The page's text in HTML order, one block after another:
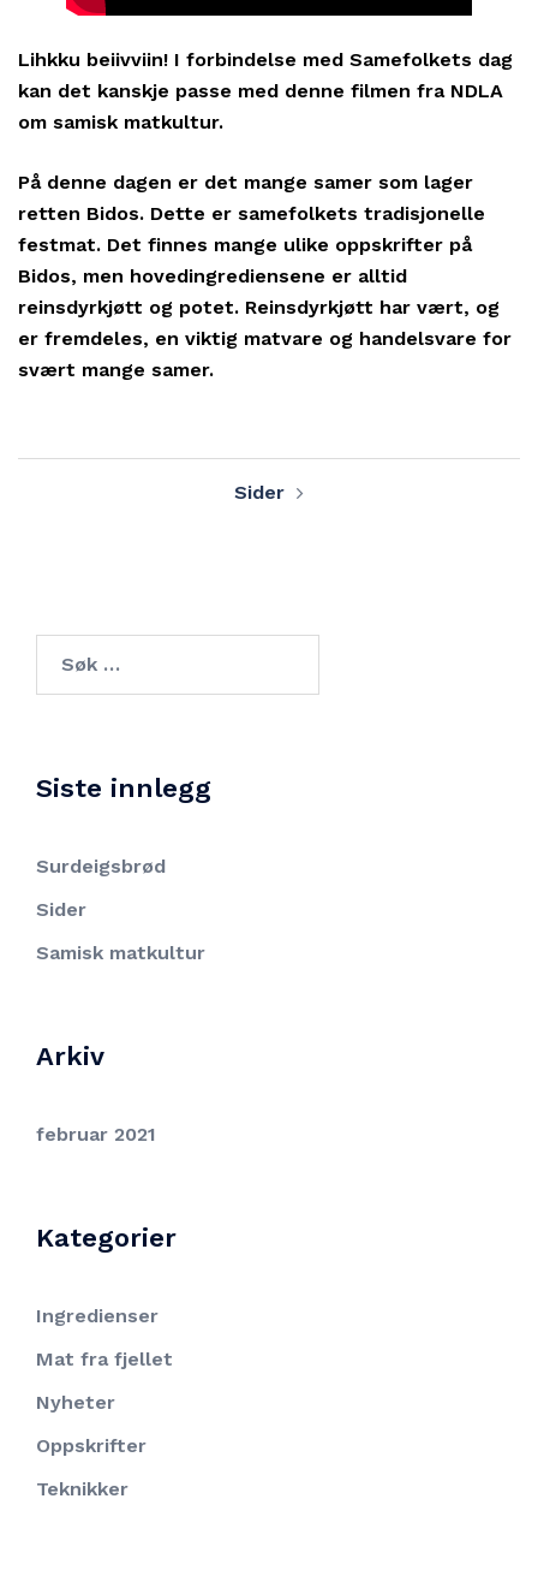
Lihkku beiivviin! I forbindelse med Samefolkets dag
kan det kanskje passe med denne filmen fra NDLA
om samisk matkultur.
På denne dagen er det mange samer som lager
retten Bidos. Dette er samefolkets tradisjonelle
festmat. Det finnes mange ulike oppskrifter på
Bidos, men hovedingrediensene er alltid
reinsdyrkjøtt og potet. Reinsdyrkjøtt har vært, og
er fremdeles, en viktig matvare og handelsvare for
svært mange samer.
Sider
etter:
Siste innlegg
Surdeigsbrød
Sider
Samisk matkultur
Arkiv
februar 2021
Kategorier
Ingredienser
Mat fra fjellet
Nyheter
Oppskrifter
Teknikker